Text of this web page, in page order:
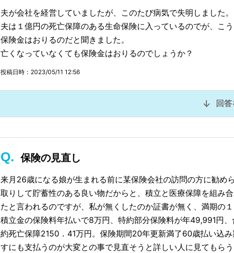
夫が会社を経営していましたが、このたび病気で失明しました。
夫は１億円の死亡保障のある生命保険に入っているのでが、こ
保険金はおりるのだと聞きました。
亡くなっていなくても保険金はおりるのでしょうか？
投稿日時：2023/05/11 12:56
回
保険の見直し
来月26歳になる娘が生まれる前に某保険会社の訪問の方に勧
取りして貯蓄性のある良い物だからと、積立と医療保障を組み
たと言われるのですが、私が無くしたのか証書が無く、満期の
積立金の保険料年払いで8万円、特約部分保険料が年49,991円
約死亡保障2150．41万円。保険期間20年更新満了60歳払い込
すにも支払うのが大変との事で見直そうと詳しい人に見てもら